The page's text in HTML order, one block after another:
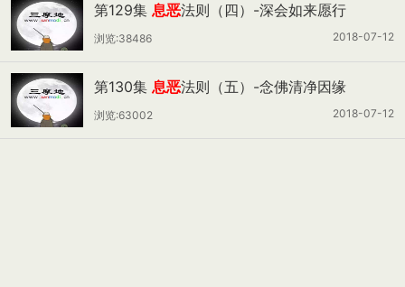
第129集 息恶法则（四）-深会如来愿行
2018-07-12
浏览:38486
第130集 息恶法则（五）-念佛清净因缘
2018-07-12
浏览:63002